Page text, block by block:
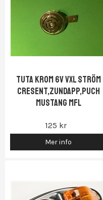
Tuta Krom 6v vxl ström
Cresent,Zundapp,Puch
Mustang mfl
125 kr
Mer info